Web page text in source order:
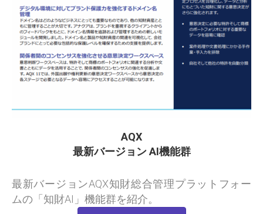
AQX
最新バージョン AI機能群
最新バージョンAQX知財総合管理プラットフォー
ムの「知財AI」機能群を紹介。